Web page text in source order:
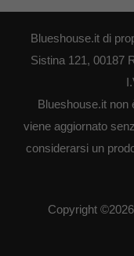
Blueshouse.it di
Sistina 121, 00187
Blueshouse.it non
viene aggiornato
considerarsi un
Copyright